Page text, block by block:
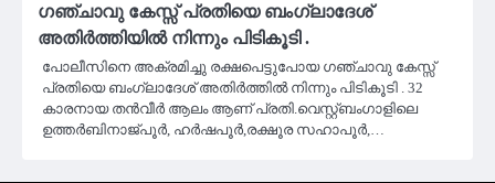
ഗഞ്ചാവു കേസ്സ് പ്രതിയെ ബംഗ്ലാദേശ്
അതിർത്തിയിൽ നിന്നും പിടികൂടി .
പോലീസിനെ അക്രമിച്ചു രക്ഷപെട്ടുപോയ ഗഞ്ചാവു കേസ്സ്
പ്രതിയെ ബംഗ്ലാദേശ് അതിർത്തിൽ നിന്നും പിടികൂടി . 32
കാരനായ തൻവീർ ആലം ആണ് പ്രതി.വെസ്റ്റ്ബംഗാളിലെ
ഉത്തർബിനാജ്പൂർ, ഹർഷപൂർ,രക്ഷൂര സഹാപൂർ,…